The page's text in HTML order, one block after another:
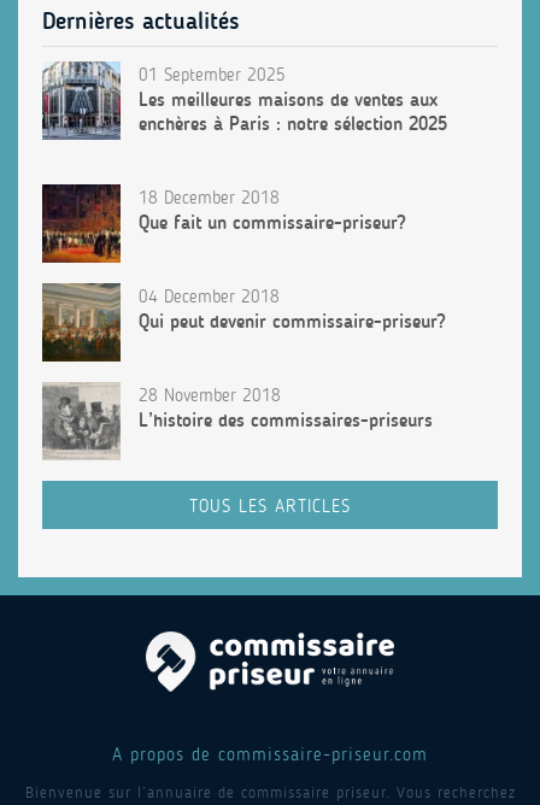
Dernières actualités
01 September 2025
Les meilleures maisons de ventes aux
enchères à Paris : notre sélection 2025
18 December 2018
Que fait un commissaire-priseur?
04 December 2018
Qui peut devenir commissaire-priseur?
28 November 2018
L’histoire des commissaires-priseurs
TOUS LES ARTICLES
A propos de commissaire-priseur.com
Bienvenue sur l’annuaire de commissaire priseur. Vous recherchez